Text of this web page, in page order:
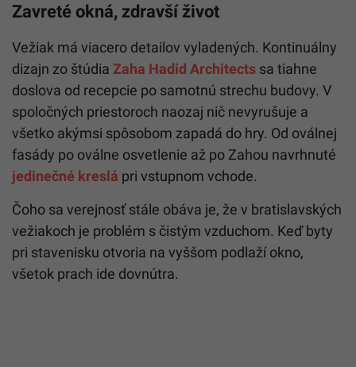
Zavreté okná, zdravší život
Vežiak má viacero detailov vyladených. Kontinuálny
dizajn zo štúdia Zaha Hadid Architects sa tiahne
doslova od recepcie po samotnú strechu budovy. V
spoločných priestoroch naozaj nič nevyrušuje a
všetko akýmsi spôsobom zapadá do hry. Od oválnej
fasády po oválne osvetlenie až po Zahou navrhnuté
jedinečné kreslá pri vstupnom vchode.
Čoho sa verejnosť stále obáva je, že v bratislavských
vežiakoch je problém s čistým vzduchom. Keď byty
pri stavenisku otvoria na vyššom podlaží okno,
všetok prach ide dovnútra.